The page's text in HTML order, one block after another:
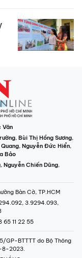
Văn
, Bùi Thị Hồng Sương,
, Nguyễn Đức Hiển,
Bảo
, Nguyễn Chiến Dũng,
Bàn Cờ, TP.HCM
3.9294.093,
65 11 22 55
GP-BTTTT do Bộ Thông
8-2023.